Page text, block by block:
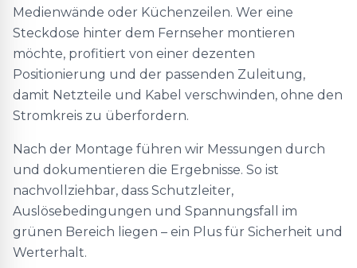
Medienwände oder Küchenzeilen. Wer eine
Steckdose hinter dem Fernseher montieren
möchte, profitiert von einer dezenten
Positionierung und der passenden Zuleitung,
damit Netzteile und Kabel verschwinden, ohne den
Stromkreis zu überfordern.
Nach der Montage führen wir Messungen durch
und dokumentieren die Ergebnisse. So ist
nachvollziehbar, dass Schutzleiter,
Auslösebedingungen und Spannungsfall im
grünen Bereich liegen – ein Plus für Sicherheit und
Werterhalt.